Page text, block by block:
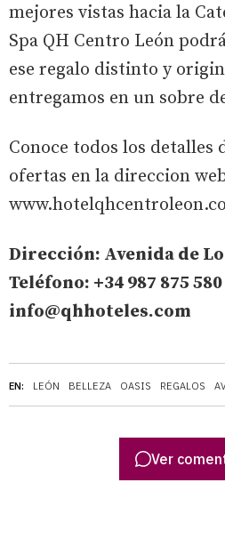
EN: LEÓN BELLEZA OASIS REGALOS
mejores vistas hacia la
Spa QH Centro León
ese regalo distinto y
entregamos en un sobre
Conoce todos los detalles
ofertas en la direccion
Dirección: Avenida de
Teléfono: +34 987 875
info@qhhoteles.com
Ver